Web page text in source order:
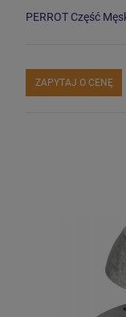
PERROT Część
ZAPYTAJ O CENĘ